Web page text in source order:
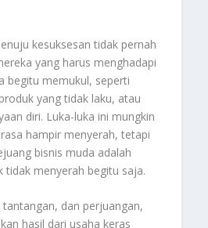
kesuksesan tidak pernah
yang harus menghadapi
begitu memukul, seperti
yang tidak laku, atau
diri. Luka-luka ini mungkin
hampir menyerah, tetapi
bisnis muda adalah
tidak menyerah begitu saja.
dan perjuangan,
hasil dari usaha keras